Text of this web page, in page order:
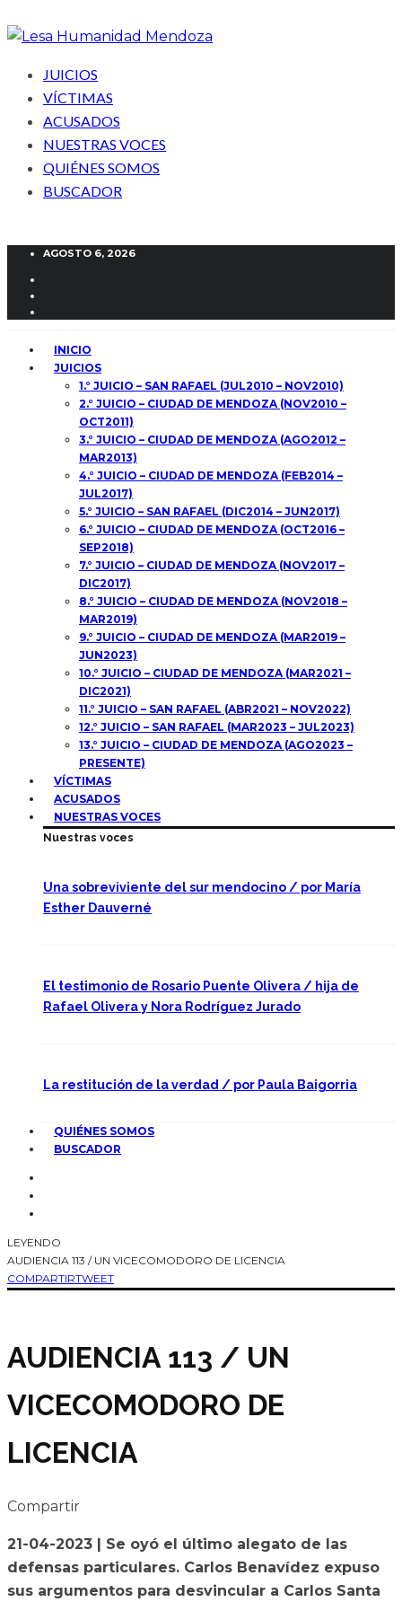
JUICIOS
VÍCTIMAS
ACUSADOS
NUESTRAS VOCES
QUIÉNES SOMOS
BUSCADOR
AGOSTO 6, 2026
INICIO
JUICIOS
1.° JUICIO – SAN RAFAEL (JUL2010 – NOV2010)
2.° JUICIO – CIUDAD DE MENDOZA (NOV2010 –
OCT2011)
3.° JUICIO – CIUDAD DE MENDOZA (AGO2012 –
MAR2013)
4.° JUICIO – CIUDAD DE MENDOZA (FEB2014 –
JUL2017)
5.° JUICIO – SAN RAFAEL (DIC2014 – JUN2017)
6.° JUICIO – CIUDAD DE MENDOZA (OCT2016 –
SEP2018)
7.° JUICIO – CIUDAD DE MENDOZA (NOV2017 –
DIC2017)
8.° JUICIO – CIUDAD DE MENDOZA (NOV2018 –
MAR2019)
9.° JUICIO – CIUDAD DE MENDOZA (MAR2019 –
JUN2023)
10.° JUICIO – CIUDAD DE MENDOZA (MAR2021 –
DIC2021)
11.° JUICIO – SAN RAFAEL (ABR2021 – NOV2022)
12.° JUICIO – SAN RAFAEL (MAR2023 – JUL2023)
13.° JUICIO – CIUDAD DE MENDOZA (AGO2023 –
PRESENTE)
VÍCTIMAS
ACUSADOS
NUESTRAS VOCES
Nuestras voces
Una sobreviviente del sur mendocino / por María
Esther Dauverné
El testimonio de Rosario Puente Olivera / hija de
Rafael Olivera y Nora Rodríguez Jurado
La restitución de la verdad / por Paula Baigorria
QUIÉNES SOMOS
BUSCADOR
LEYENDO
AUDIENCIA 113 / UN VICECOMODORO DE LICENCIA
COMPARTIRTWEET
AUDIENCIA 113 / UN
VICECOMODORO DE
LICENCIA
Compartir
21-04-2023 | Se oyó el último alegato de las
defensas particulares. Carlos Benavídez expuso
sus argumentos para desvincular a Carlos Santa